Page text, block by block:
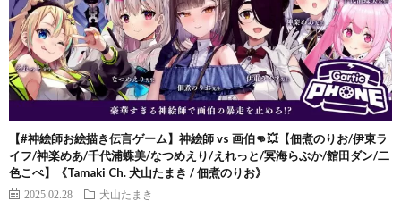
【#神絵師お絵描き伝言ゲーム】神絵師 vs 画伯👊💥【佃煮のりお/伊東ラ
イフ/神楽めあ/千代浦蝶美/なつめえり/えれっと/冥海らぶか/館田ダン/二
色こぺ】《Tamaki Ch. 犬山たまき / 佃煮のりお》
2025.02.28 犬山たまき